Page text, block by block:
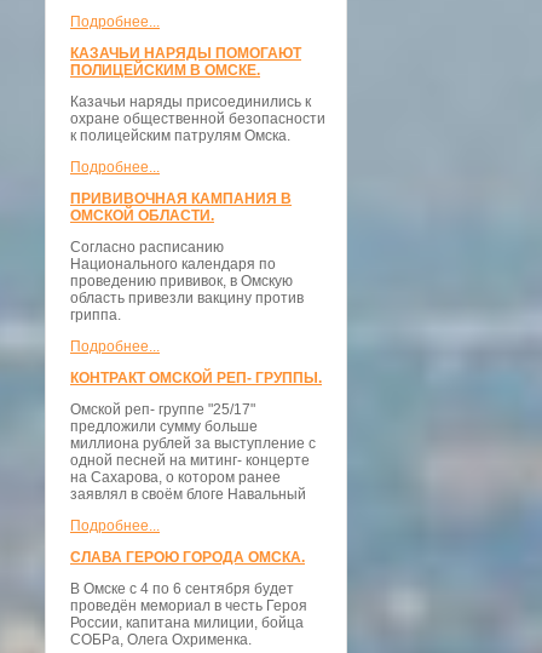
Подробнее...
КАЗАЧЬИ НАРЯДЫ ПОМОГАЮТ
ПОЛИЦЕЙСКИМ В ОМСКЕ.
Казачьи наряды присоединились к
охране общественной безопасности
к полицейским патрулям Омска.
Подробнее...
ПРИВИВОЧНАЯ КАМПАНИЯ В
ОМСКОЙ ОБЛАСТИ.
Согласно расписанию
Национального календаря по
проведению прививок, в Омскую
область привезли вакцину против
гриппа.
Подробнее...
КОНТРАКТ ОМСКОЙ РЕП- ГРУППЫ.
Омской реп- группе "25/17"
предложили сумму больше
миллиона рублей за выступление с
одной песней на митинг- концерте
на Сахарова, о котором ранее
заявлял в своём блоге Навальный
Подробнее...
СЛАВА ГЕРОЮ ГОРОДА ОМСКА.
В Омске с 4 по 6 сентября будет
проведён мемориал в честь Героя
России, капитана милиции, бойца
СОБРа, Олега Охрименка.